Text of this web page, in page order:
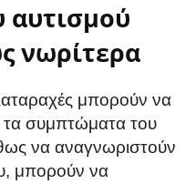
αυτισμού
νωρίτερα
μπορούν να
τα συμπτώματα του
να αναγνωριστούν
μπορούν να